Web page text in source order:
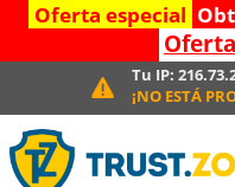
Oferta especial
Tu IP:
¡NO ESTÁ